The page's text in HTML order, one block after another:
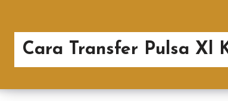
Cara Transfer Pulsa Xl